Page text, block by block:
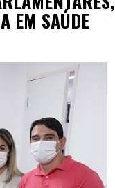
EM SAÚDE